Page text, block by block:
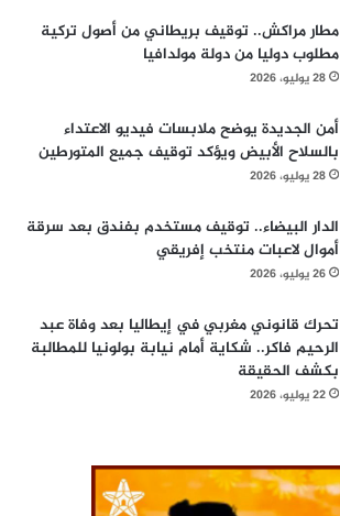
مطار مراكش.. توقيف بريطاني من أصول تركية
مطلوب دوليا من دولة مولدافيا
28 يوليو، 2026
أمن الجديدة يوضح ملابسات فيديو الاعتداء
بالسلاح الأبيض ويؤكد توقيف جميع المتورطين
28 يوليو، 2026
الدار البيضاء.. توقيف مستخدم بفندق بعد سرقة
أموال لاعبات منتخب إفريقي
26 يوليو، 2026
تحرك قانوني مغربي في إيطاليا بعد وفاة عبد
الرحيم فاكر.. شكاية أمام نيابة بولونيا للمطالبة
بكشف الحقيقة
22 يوليو، 2026